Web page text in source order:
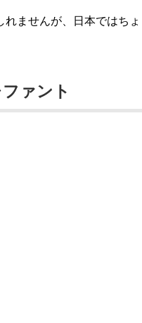
れませんが、日本ではち
ァント